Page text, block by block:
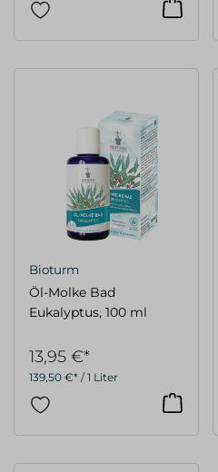
Bioturm
Öl-Molke Bad
Eukalyptus, 100 ml
139,50 €* / 1 Liter
13,95 €*